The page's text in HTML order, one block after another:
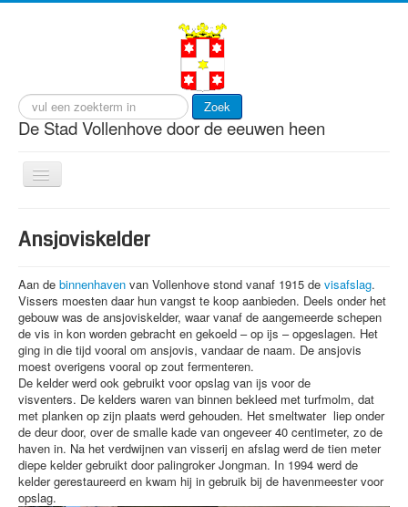
Zoek
De Stad Vollenhove door de eeuwen heen
Toggle
Navigation
cultuur
gebeurtenissen
gebouwen
personen
visserij
wonen
werken
reactie
Ansjoviskelder
Aan de binnenhaven van Vollenhove stond vanaf 1915 de visafslag.
Vissers moesten daar hun vangst te koop aanbieden. Deels onder het
gebouw was de ansjoviskelder, waar vanaf de aangemeerde schepen
de vis in kon worden gebracht en gekoeld – op ijs – opgeslagen. Het
ging in die tijd vooral om ansjovis, vandaar de naam. De ansjovis
moest overigens vooral op zout fermenteren.
De kelder werd ook gebruikt voor opslag van ijs voor de
visventers. De kelders waren van binnen bekleed met turfmolm, dat
met planken op zijn plaats werd gehouden. Het smeltwater liep onder
de deur door, over de smalle kade van ongeveer 40 centimeter, zo de
haven in. Na het verdwijnen van visserij en afslag werd de tien meter
diepe kelder gebruikt door palingroker Jongman. In 1994 werd de
kelder gerestaureerd en kwam hij in gebruik bij de havenmeester voor
opslag.